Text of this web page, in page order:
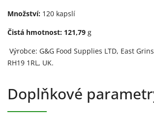
Množství: 120 kapslí
Čistá hmotnost: 121,79 g
Výrobce: G&G Food Supplies LTD, East
RH19 1RL, UK.
Doplňkové